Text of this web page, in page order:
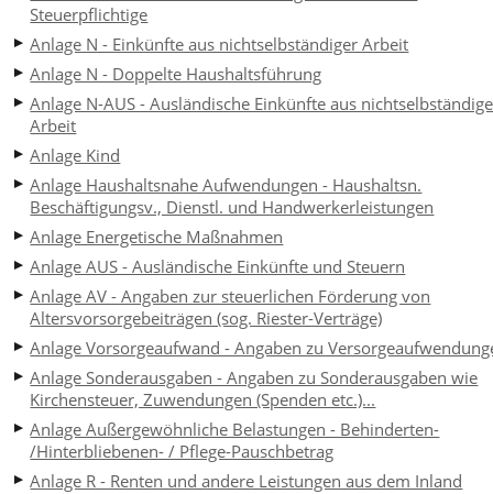
Steuerpflichtige
Anlage N - Einkünfte aus nichtselbständiger Arbeit
Anlage N - Doppelte Haushaltsführung
Anlage N-AUS - Ausländische Einkünfte aus
Arbeit
Anlage Kind
Anlage Haushaltsnahe Aufwendungen - Haushaltsn.
Beschäftigungsv., Dienstl. und Handwerkerleistungen
Anlage Energetische Maßnahmen
Anlage AUS - Ausländische Einkünfte und Steuern
Anlage AV - Angaben zur steuerlichen Förderung von
Altersvorsorgebeiträgen (sog. Riester-Verträge)
Anlage Vorsorgeaufwand - Angaben zu
Anlage Sonderausgaben - Angaben zu Sonderausgaben wie
Kirchensteuer, Zuwendungen (Spenden etc.)...
Anlage Außergewöhnliche Belastungen - Behinderten-
/Hinterbliebenen- / Pflege-Pauschbetrag
Anlage R - Renten und andere Leistungen aus dem Inland